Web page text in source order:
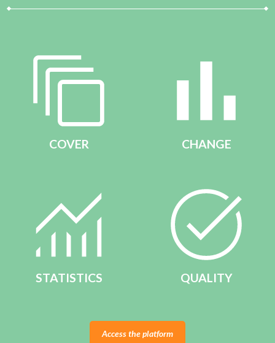
COVER CHANGE
STATISTICS QUALITY
Access the platform